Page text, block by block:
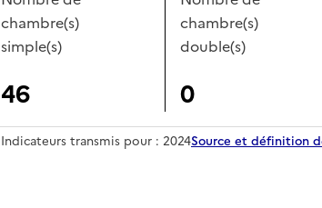
chambre(s)
simple(s)
46
chambre(s)
double(s)
0
Indicateurs transmis pour : 2024Source et définition